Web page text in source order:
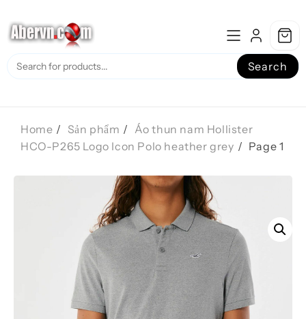
to
content
Search
Home Sản phẩm
Áo thun nam Hollister
HCO-P265 Logo Icon Polo heather grey
Page 1